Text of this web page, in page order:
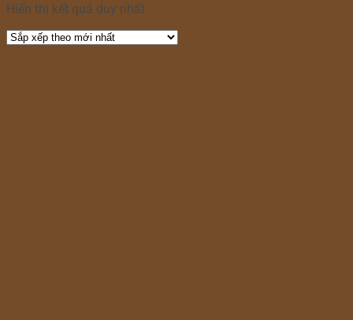
Hiển thị kết quả duy nhất